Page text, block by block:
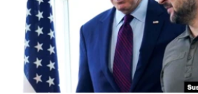
ПОБЕДИТЕЛЕЙ НЕ СУДЯТ?
КРЫМ.НЕПОКОРЕННЫЙ
ELIFBE
УКРАИНСКАЯ ПРОБЛЕМА КРЫМА
ПРИСОЕДИНЯЙТЕСЬ!